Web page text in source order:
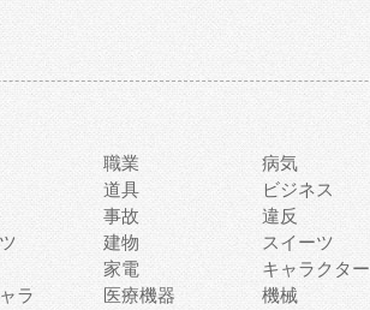
職業 病気
道具 ビジネス
事故 違反
建物 スイーツ
家電 キャラクター
ラ 医療機器 機械